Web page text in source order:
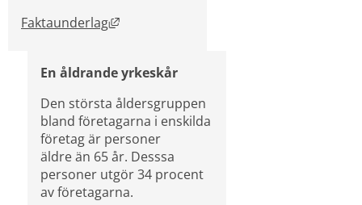
Faktaunderlag Länk till annan webbplats, öppnas i
En åldrande yrkeskår
Den största åldersgruppen
bland företagarna i enskilda
företag är personer
äldre än 65 år. Desssa
personer utgör 34 procent
av företagarna.